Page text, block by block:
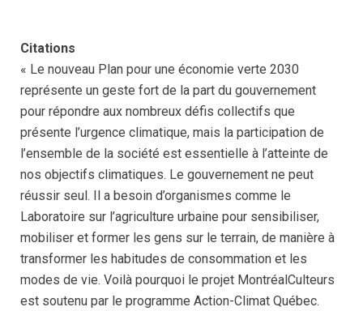
Citations
« Le nouveau Plan pour une économie verte 2030
représente un geste fort de la part du gouvernement
pour répondre aux nombreux défis collectifs que
présente l’urgence climatique, mais la participation de
l’ensemble de la société est essentielle à l’atteinte de
nos objectifs climatiques. Le gouvernement ne peut
réussir seul. Il a besoin d’organismes comme le
Laboratoire sur l’agriculture urbaine pour sensibiliser,
mobiliser et former les gens sur le terrain, de manière à
transformer les habitudes de consommation et les
modes de vie. Voilà pourquoi le projet MontréalCulteurs
est soutenu par le programme Action-Climat Québec.